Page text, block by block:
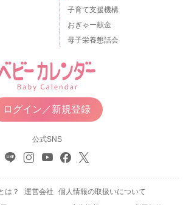
子育て支援機構
おぎゃー献金
母子栄養懇話会
ログイン／新規登録
公式SNS
は？ 運営会社
個人情報の取扱いについて